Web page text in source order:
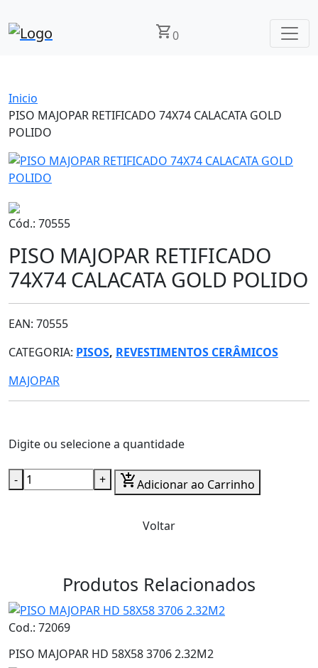
shopping_cart0
Inicio
PISO MAJOPAR RETIFICADO 74X74 CALACATA GOLD
POLIDO
Cód.: 70555
PISO MAJOPAR RETIFICADO
74X74 CALACATA GOLD POLIDO
EAN: 70555
CATEGORIA: PISOS, REVESTIMENTOS CERÂMICOS
MAJOPAR
Digite ou selecione a quantidade
- + add_shopping_cartAdicionar ao Carrinho
Voltar
Produtos Relacionados
Cod.: 72069
PISO MAJOPAR HD 58X58 3706 2.32M2